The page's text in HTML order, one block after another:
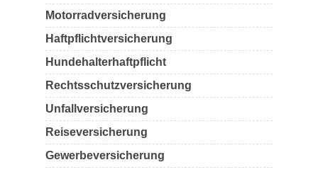
Motorradversicherung
Haftpflichtversicherung
Hundehalterhaftpflicht
Rechtsschutzversicherung
Unfallversicherung
Reiseversicherung
Gewerbeversicherung